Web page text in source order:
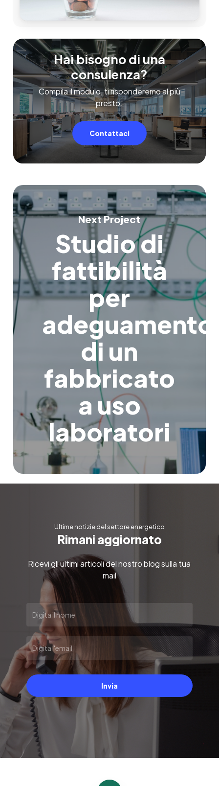
Hai bisogno di una
consulenza?
Compila il modulo, ti risponderemo al più
presto.
Contattaci
Next Project
Studio di
fattibilità
per
adeguamento
di un
fabbricato
a uso
laboratori
Ultime notizie del settore energetico
Rimani aggiornato
Ricevi gli ultimi articoli del nostro blog sulla tua
mail
Invia